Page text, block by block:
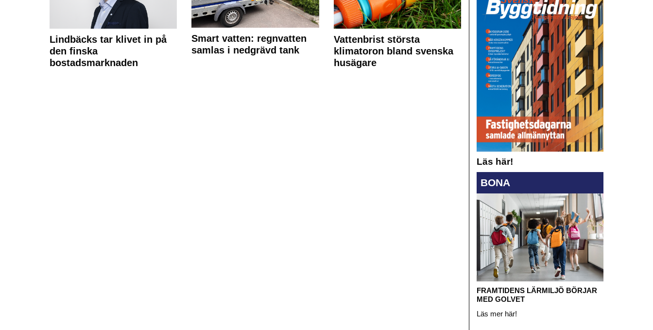
Lindbäcks tar klivet in på
den finska
bostadsmarknaden
Smart vatten: regnvatten
samlas i nedgrävd tank
Vattenbrist största
klimatoron bland svenska
husägare
Läs här!
BONA
FRAMTIDENS LÄRMILJÖ BÖRJAR
MED GOLVET
Läs mer här!